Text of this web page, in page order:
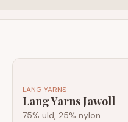
LANG YARNS
Lang Yarns Jawoll
75% uld, 25% nylon